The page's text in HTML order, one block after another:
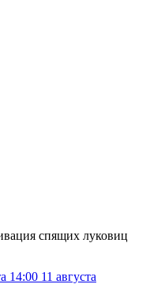
спящих луковиц
14:00 11 августа